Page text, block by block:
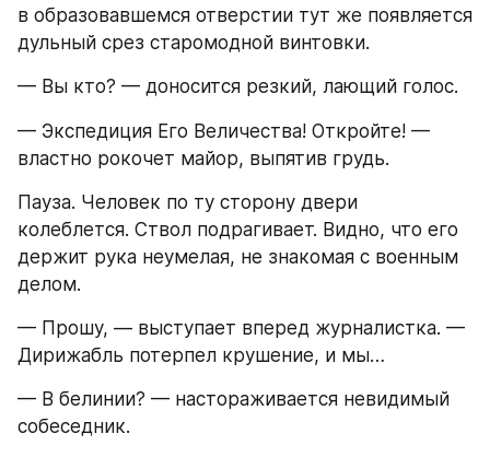
в образовавшемся отверстии тут же появляется
дульный срез старомодной винтовки.
— Вы кто? — доносится резкий, лающий голос.
— Экспедиция Его Величества! Откройте! —
властно рокочет майор, выпятив грудь.
Пауза. Человек по ту сторону двери
колеблется. Ствол подрагивает. Видно, что его
держит рука неумелая, не знакомая с военным
делом.
— Прошу, — выступает вперед журналистка. —
Дирижабль потерпел крушение, и мы…
— В белинии? — настораживается невидимый
собеседник.